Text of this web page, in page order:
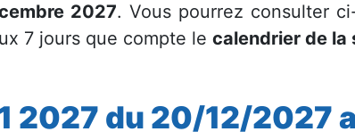
2027. Vous pourrez consulter
7 jours que compte le calendrier de la
2027 du 20/12/2027